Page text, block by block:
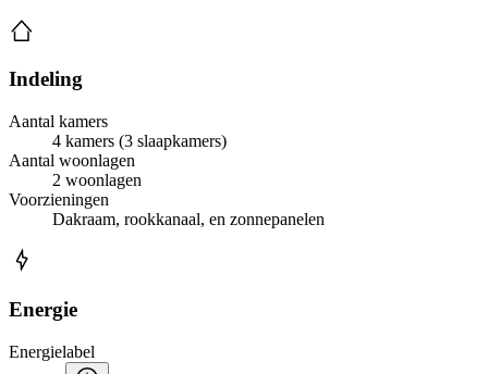
Indeling
Aantal kamers
4 kamers (3 slaapkamers)
Aantal woonlagen
2 woonlagen
Voorzieningen
Dakraam, rookkanaal, en zonnepanelen
Energie
Energielabel